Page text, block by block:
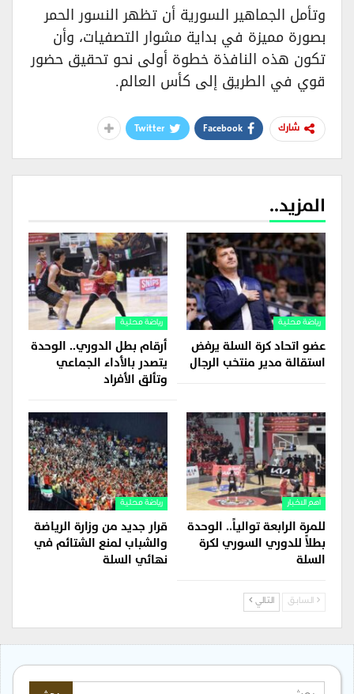
وتأمل الجماهير السورية أن تظهر النسور الحمر
بصورة مميزة في بداية مشوار التصفيات، وأن
تكون هذه النافذة خطوة أولى نحو تحقيق حضور
قوي في الطريق إلى كأس العالم.
شارك Facebook
Twitter
المزيد..
رياضة محلية
عضو اتحاد كرة السلة يرفض
استقالة مدير منتخب الرجال
رياضة محلية
أرقام بطل الدوري.. الوحدة
يتصدر بالأداء الجماعي
وتألق الأفراد
اهم الاخبار
للمرة الرابعة توالياً.. الوحدة
بطلاً للدوري السوري لكرة
السلة
رياضة محلية
قرار جديد من وزارة الرياضة
والشباب لمنع الشتائم في
نهائي السلة
السابق التالي